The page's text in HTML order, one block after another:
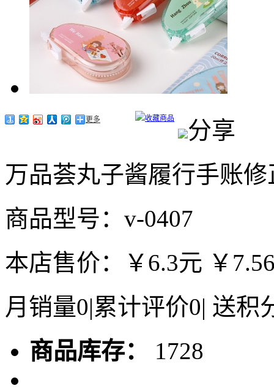
分享
更多 收藏商品
万品荟丸子酱履行手账修
商品型号：v-0407
本店售价：
￥6.3元 ￥
月销量0|累计评价0| 送积
商品库存：
1728